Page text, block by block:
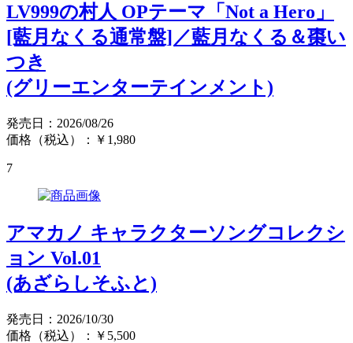
LV999の村人 OPテーマ「Not a Hero」
[藍月なくる通常盤]／藍月なくる＆棗い
つき
(グリーエンターテインメント)
発売日：2026/08/26
価格（税込）：￥1,980
7
アマカノ キャラクターソングコレクシ
ョン Vol.01
(あざらしそふと)
発売日：2026/10/30
価格（税込）：￥5,500